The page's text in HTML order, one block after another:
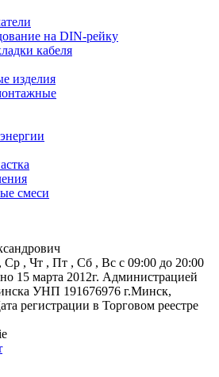
на DIN-рейку
кабеля
изделия
смеси
, Чт , Пт , Сб , Вс c 09:00 до 20:00
15 марта 2012г. Администрацией
УНП 191676976 г.Минск,
регистрации в Торговом реестре